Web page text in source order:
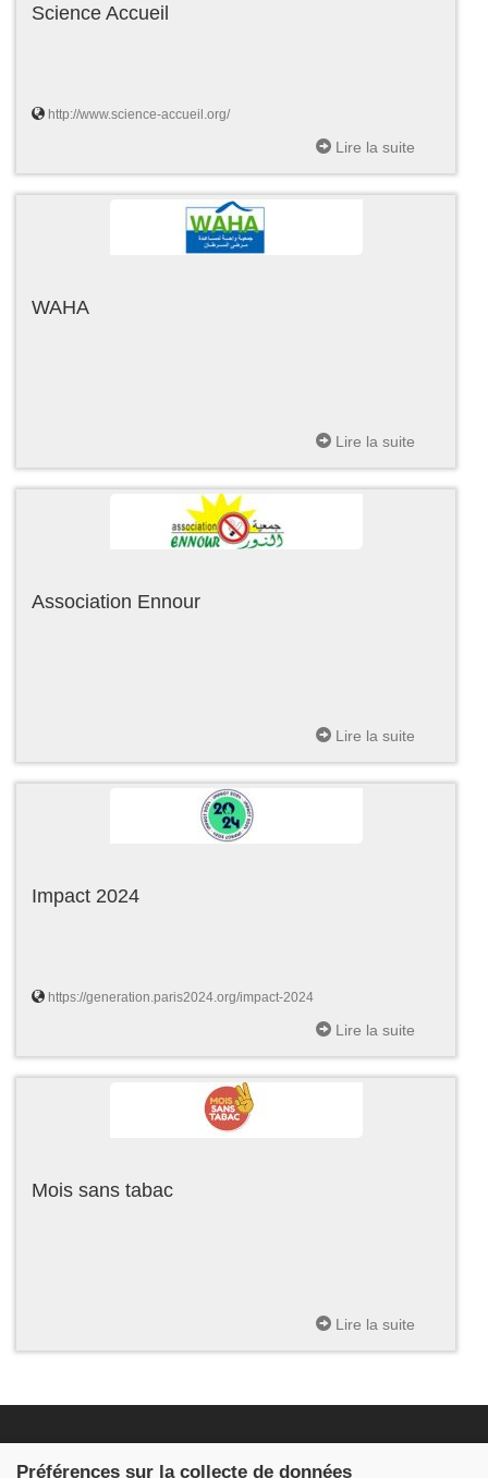
Science Accueil
http://www.science-accueil.org/
Lire la suite
WAHA
Lire la suite
Association Ennour
Lire la suite
Impact 2024
https://generation.paris2024.org/impact-2024
Lire la suite
Mois sans tabac
Lire la suite
Préférences sur la collecte de données